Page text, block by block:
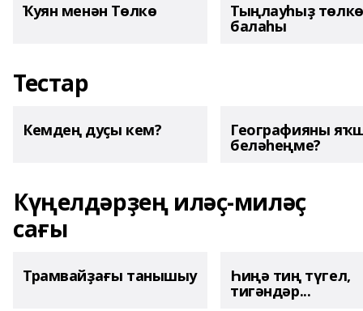
Ҡуян менән Төлкө Тыңлауһыҙ төлкө
балаһы
Тестар
Кемдең дуҫы кем? Географияны
беләһеңме?
Күңелдәрҙең иләҫ-миләҫ
сағы
Трамвайҙағы танышыу Һиңә тиң түгел,
тигәндәр...